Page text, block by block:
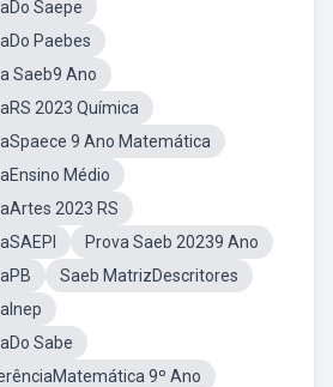
Saepe
Paebes
Saeb9 Ano
2023 Química
9 Ano Matemática
Médio
2023 RS
Prova Saeb 20239 Ano
Saeb MatrizDescritores
Sabe
9º Ano